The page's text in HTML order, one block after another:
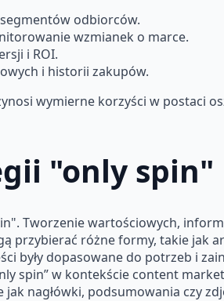
odbiorców.
wzmianek o marce.
i ROI.
i historii zakupów.
wymierne korzyści w postaci
"only spin"
Tworzenie wartościowych,
przybierać różne formy, takie jak
były dopasowane do potrzeb i
spin” w kontekście content
nagłówki, podsumowania czy